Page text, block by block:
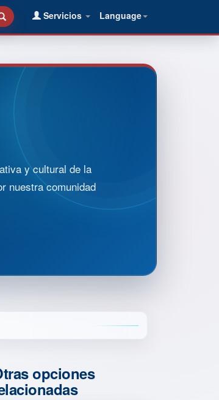
Language
Servicios
y cultural de la
nuestra comunidad
opciones